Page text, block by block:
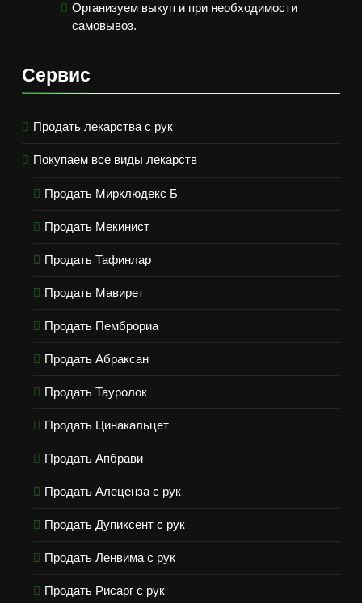
Организуем выкуп и при необходимости
самовывоз.
Сервис
Продать лекарства с рук
Покупаем все виды лекарств
Продать Мирклюдекс Б
Продать Мекинист
Продать Тафинлар
Продать Мавирет
Продать Пемброриа
Продать Абраксан
Продать Тауролок
Продать Цинакальцет
Продать Апбрави
Продать Алеценза с рук
Продать Дупиксент с рук
Продать Ленвима с рук
Продать Рисарг с рук